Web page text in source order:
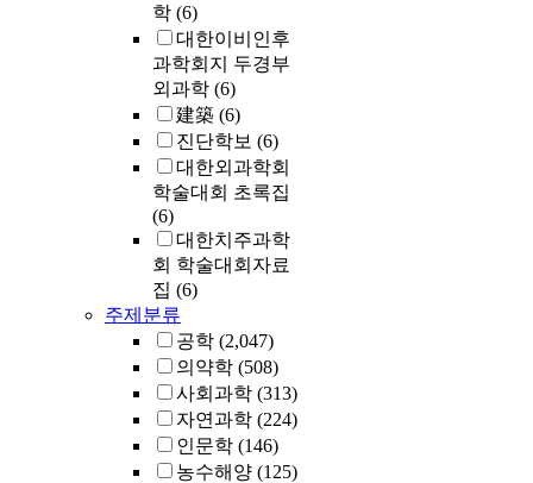
학 (6)
대한이비인후
과학회지 두경부
외과학 (6)
建築 (6)
진단학보 (6)
대한외과학회
학술대회 초록집
(6)
대한치주과학
회 학술대회자료
집 (6)
주제분류
공학 (2,047)
의약학 (508)
사회과학 (313)
자연과학 (224)
인문학 (146)
농수해양 (125)